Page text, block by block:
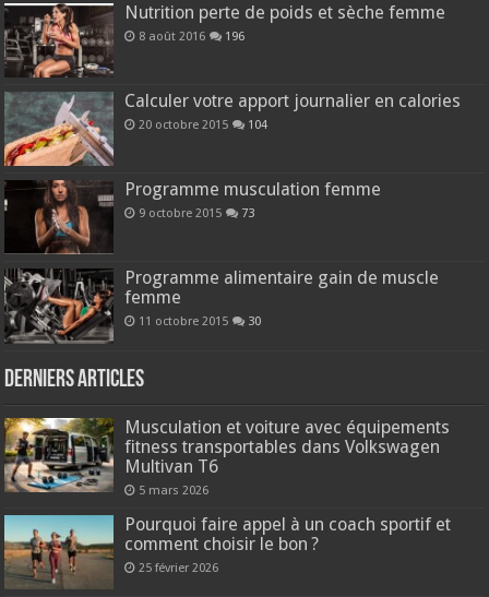
Nutrition perte de poids et sèche femme
8 août 2016 196
Calculer votre apport journalier en calories
20 octobre 2015 104
Programme musculation femme
9 octobre 2015 73
Programme alimentaire gain de muscle
femme
11 octobre 2015 30
Derniers articles
Musculation et voiture avec équipements
fitness transportables dans Volkswagen
Multivan T6
5 mars 2026
Pourquoi faire appel à un coach sportif et
comment choisir le bon ?
25 février 2026